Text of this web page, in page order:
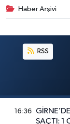
Haber Arşivi
RSS
16:36
SAÇTI: 1